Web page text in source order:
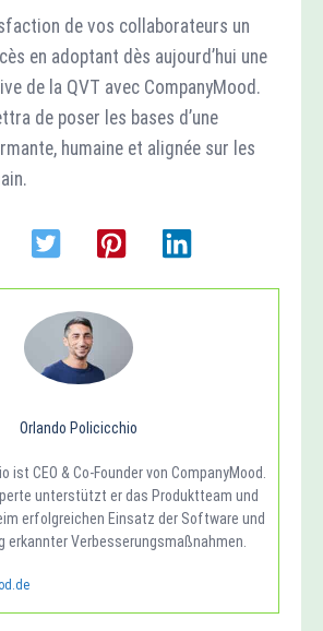
de vos collaborateurs un
en adoptant dès aujourd’hui une
de la QVT avec CompanyMood.
de poser les bases d’une
humaine et alignée sur les
Orlando Policicchio
ist CEO & Co-Founder von CompanyMood.
unterstützt er das Produktteam und
erfolgreichen Einsatz der Software und
erkannter Verbesserungsmaßnahmen.